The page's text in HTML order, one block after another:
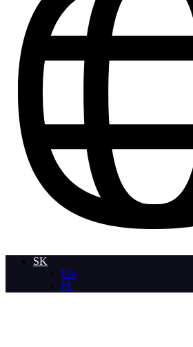
SK
EN
PL